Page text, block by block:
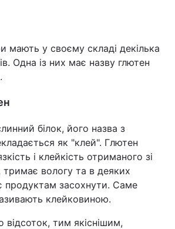
мають у своєму складі декілька
Одна із них має назву глютен
білок, його назва з
як "клей". Глютен
і клейкість отриманого зі
тримає вологу та в деяких
продуктам засохнути. Саме
клейковиною.
тим якіснішим,